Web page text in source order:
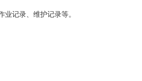
记录、维护记录等。